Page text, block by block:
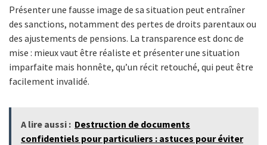
Présenter une fausse image de sa situation peut entraîner
des sanctions, notamment des pertes de droits parentaux ou
des ajustements de pensions. La transparence est donc de
mise : mieux vaut être réaliste et présenter une situation
imparfaite mais honnête, qu’un récit retouché, qui peut être
facilement invalidé.
A lire aussi : Destruction de documents
confidentiels pour particuliers : astuces pour éviter